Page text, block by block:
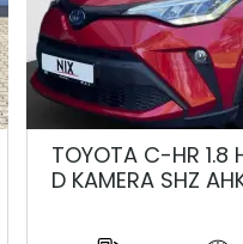
TOYOTA C-HR
D KAMERA SHZ